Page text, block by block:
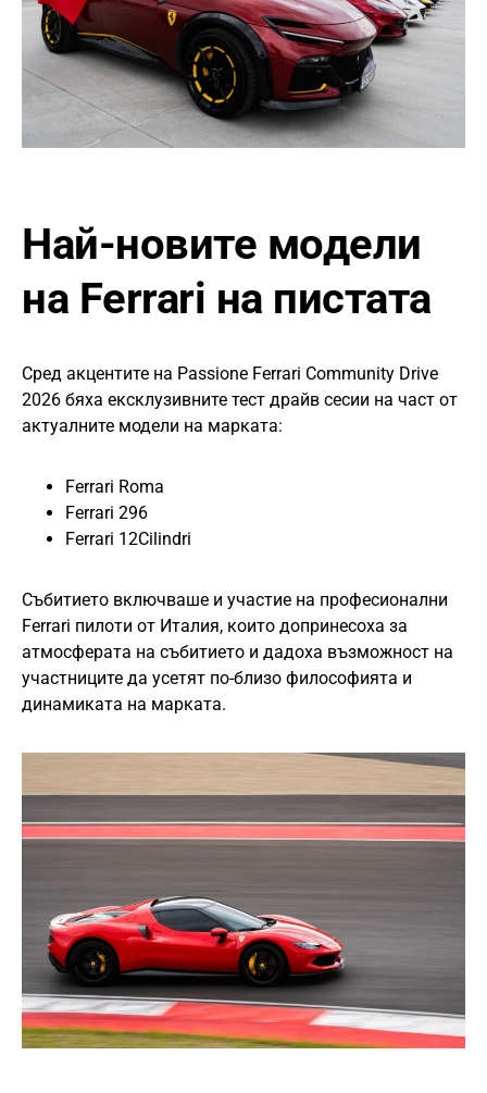
Най-новите модели
на Ferrari на пистата
Сред акцентите на Passione Ferrari Community Drive
2026 бяха ексклузивните тест драйв сесии на част от
актуалните модели на марката:
Ferrari Roma
Ferrari 296
Ferrari 12Cilindri
Събитието включваше и участие на професионални
Ferrari пилоти от Италия, които допринесоха за
атмосферата на събитието и дадоха възможност на
участниците да усетят по-близо философията и
динамиката на марката.